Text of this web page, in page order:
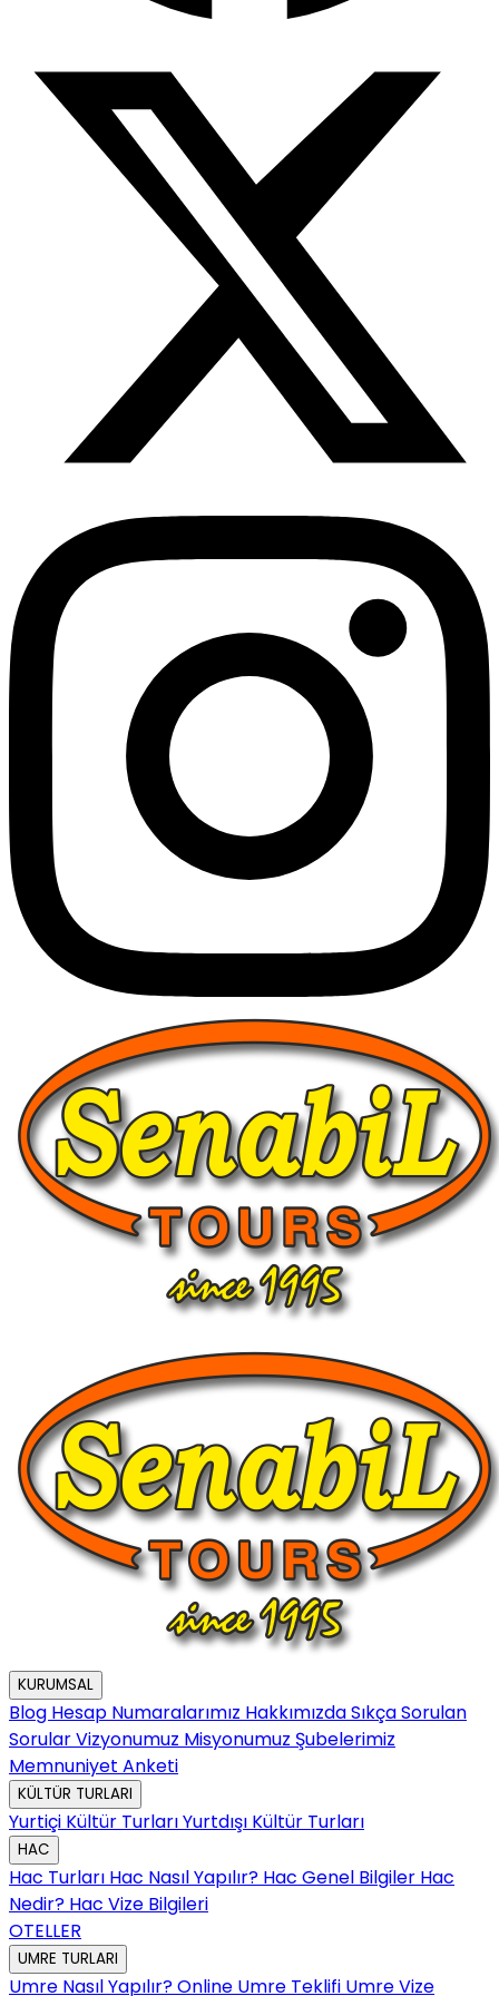
KURUMSAL
Blog Hesap Numaralarımız HakkımızdaSıkça Sorulan
SorularVizyonumuz Misyonumuz Şubelerimiz
Memnuniyet Anketi
KÜLTÜR TURLARI
Yurtiçi Kültür TurlarıYurtdışı Kültür Turları
HAC
Hac Turları Hac Nasıl Yapılır? Hac Genel Bilgiler Hac
Nedir? Hac Vize Bilgileri
OTELLER
UMRE TURLARI
Umre Nasıl Yapılır?Online Umre Teklifi Umre Vize